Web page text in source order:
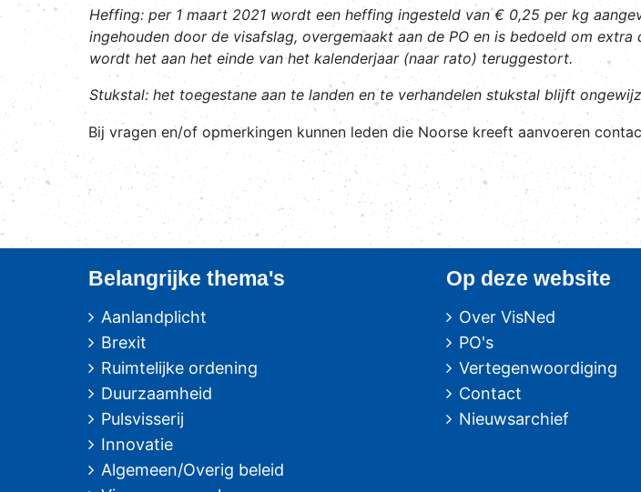
Heffing: per 1 maart 2021 wordt een heffing ingesteld van € 0,25 per kg
ingehouden door de visafslag, overgemaakt aan de PO en is bedoeld om
wordt het aan het einde van het kalenderjaar (naar rato) teruggestort.
Stukstal: het toegestane aan te landen en te verhandelen stukstal blijft
Bij vragen en/of opmerkingen kunnen leden die Noorse kreeft aanvoeren
Belangrijke thema's
Aanlandplicht
Brexit
Ruimtelijke ordening
Duurzaamheid
Pulsvisserij
Innovatie
Algemeen/Overig beleid
Op deze website
Over VisNed
PO's
Vertegenwoordiging
Contact
Nieuwsarchief